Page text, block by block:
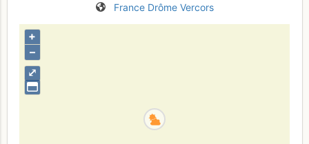
France Drôme Vercors
⤢
+
–